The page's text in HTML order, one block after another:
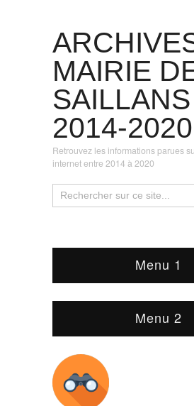
MAIRIE
SAILLANS
2014-2020
Retrouvez les informations parues
internet entre 2014 à 2020
Menu 1
Menu 2